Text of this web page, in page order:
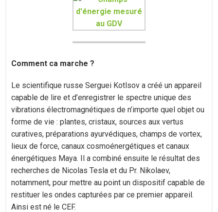
Comment ca marche ?
Le scientifique russe Serguei Kotlsov a créé un appareil
capable de lire et d’enregistrer le spectre unique des
vibrations électromagnétiques de n’importe quel objet ou
forme de vie : plantes, cristaux, sources aux vertus
curatives, préparations ayurvédiques, champs de vortex,
lieux de force, canaux cosmoénergétiques et canaux
énergétiques Maya. Il a combiné ensuite le résultat des
recherches de Nicolas Tesla et du Pr. Nikolaev,
notamment, pour mettre au point un dispositif capable de
restituer les ondes capturées par ce premier appareil.
Ainsi est né le CEF.